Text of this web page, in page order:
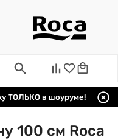
ТОЛЬКО в шоуруме!
100 см Roca